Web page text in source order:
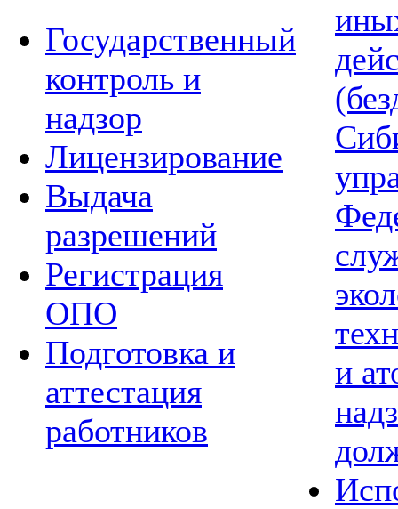
Государственный
контроль и
надзор
Лицензирование
Выдача
разрешений
Регистрация
ОПО
Подготовка и
аттестация
работников
и